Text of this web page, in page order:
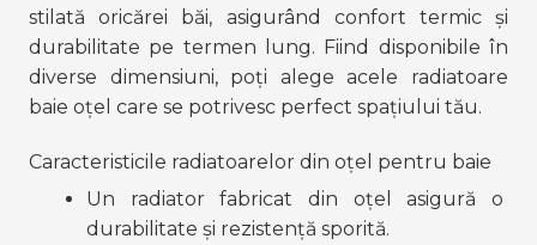
stilată oricărei băi, asigurând confort termic și
durabilitate pe termen lung. Fiind disponibile în
diverse dimensiuni, poți alege acele radiatoare
baie oțel care se potrivesc perfect spațiului tău.
Caracteristicile radiatoarelor din oțel pentru baie
Un radiator fabricat din oțel asigură o
durabilitate și rezistență sporită.